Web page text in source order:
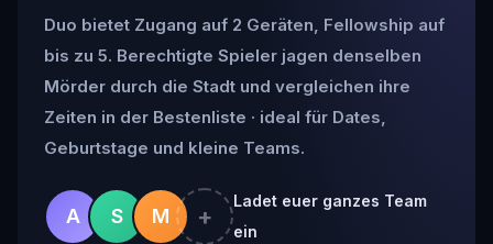
Duo bietet Zugang auf 2 Geräten, Fellowship auf
bis zu 5. Berechtigte Spieler jagen denselben
Mörder durch die Stadt und vergleichen ihre
Zeiten in der Bestenliste · ideal für Dates,
Geburtstage und kleine Teams.
A S M +
Ladet euer ganzes Team
ein